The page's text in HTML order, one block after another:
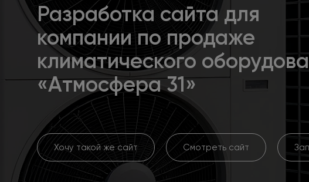
Разработка сайта для
компании по продаже
климатического
«‎Aтмосфера 31»‎
Хочу такой же сайт Смотреть сайт